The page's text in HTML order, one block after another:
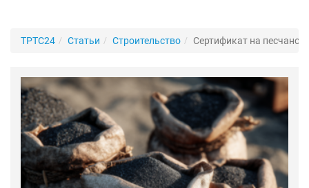
ТРТС24 Статьи Строительство Сертификат на песчано-